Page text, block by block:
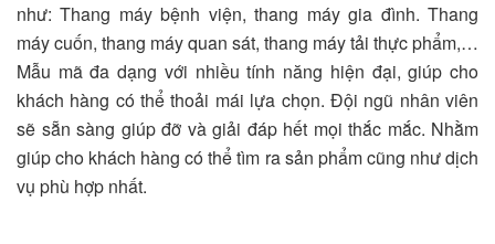
như: Thang máy bệnh viện, thang máy gia đình. Thang
máy cuốn, thang máy quan sát, thang máy tải thực phẩm,…
Mẫu mã đa dạng với nhiều tính năng hiện đại, giúp cho
khách hàng có thể thoải mái lựa chọn. Đội ngũ nhân viên
sẽ sẵn sàng giúp đỡ và giải đáp hết mọi thắc mắc. Nhằm
giúp cho khách hàng có thể tìm ra sản phẩm cũng như dịch
vụ phù hợp nhất.